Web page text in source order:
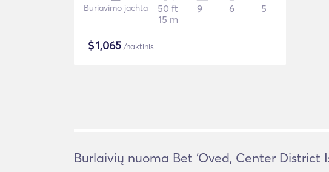
Buriavimo jachta
50 ft
15 m
9 6 5
$1,065 /naktinis
Burlaivių nuoma Bet ‘Oved, Center District